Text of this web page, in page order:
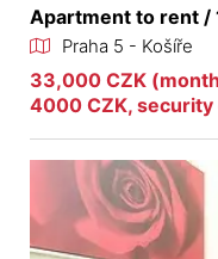
Apartment to rent /
Praha 5 - Košíře
33,000 CZK
4000 CZK,